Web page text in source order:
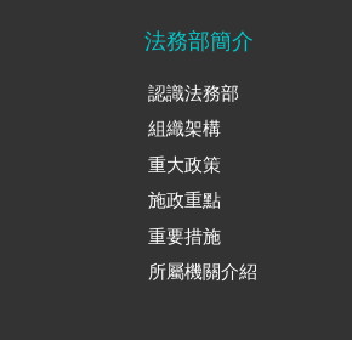
法務部簡介
認識法務部
組織架構
重大政策
施政重點
重要措施
所屬機關介紹